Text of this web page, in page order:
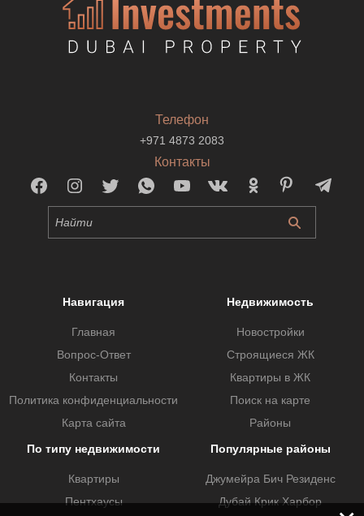
Телефон
+971 4873 2083
Контакты
Навигация
Главная
Вопрос-Ответ
Контакты
Политика конфиденциальности
Карта сайта
Недвижимость
Новостройки
Строящиеся ЖК
Квартиры в ЖК
Поиск на карте
Районы
По типу недвижимости
Квартиры
Пентхаусы
Популярные районы
Джумейра Бич Резиденс
Дубай Крик Харбор